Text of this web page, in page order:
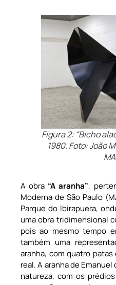
Figura 2: “Bicho
1980. Foto: João
A obra “A aranha”,
Moderna de São Paulo
Parque do Ibirapuera,
uma obra tridimensional
pois ao mesmo tempo
também uma
aranha, com quatro
real. A aranha de
natureza, com os